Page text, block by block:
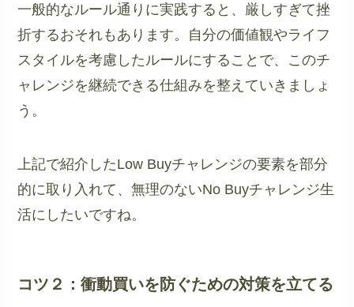
一般的なルール通りに実践すると、厳しすぎて挫
折するおそれもあります。自分の価値観やライフ
スタイルを考慮したルールにすることで、このチ
ャレンジを継続できる仕組みを整えていきましょ
う。
上記で紹介したLow Buyチャレンジの要素を部分
的に取り入れて、無理のないNo Buyチャレンジ生
活にしたいですね。
コツ２：衝動買いを防ぐための対策を立てる